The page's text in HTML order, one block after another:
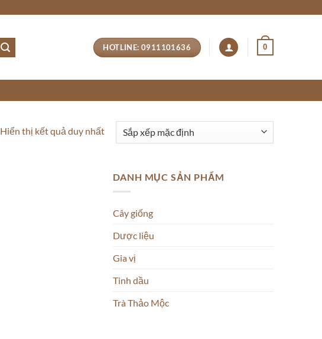
HOTLINE: 0911101636 0
Hiển thị kết quả duy nhất
DANH MỤC SẢN PHẨM
Cây giống
Dược liệu
Gia vị
Tinh dầu
Trà Thảo Mộc